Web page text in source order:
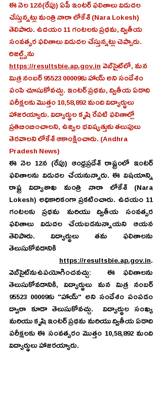
ఈ నెల 12న(రేపు) ఏపీ ఇంటర్‌ ఫలితాలు విడుదల
చేస్తున్నట్లు మంత్రి నారా లోకేశ్‌ (Nara Lokesh)
తెలిపారు. ఉదయం 11 గంటలకు ప్రథమ, ద్వితీయ
సంవత్సర ఫలితాలు విడుదల చేస్తున్నట్లు చెప్పారు.
రిజల్ట్స్‌ను
https://resultsbie.ap.gov.in వెబ్‌సైట్‌లో, మన
మిత్ర నంబర్‌ 95523 00009కు హాయ్‌ అని సందేశం
పంపి చూసుకోవచ్చు. ఇంటర్ ప్రథమ, ద్వితీయ ఏడాది
పరీక్షలకు మొత్తం 10,58,892 మంది విద్యార్థులు
హాజరయ్యారు. విద్యార్థుల కృషి రేపటి ఫలితాల్లో
ప్రతిబింబించాలని, ఉజ్వల భవిష్యత్తుకు తలుపులు
తెరవాలని లోకేశ్‌ ఆకాంక్షించారు. (Andhra
Pradesh News)
ఈ నెల 12న (రేపు) ఆంధ్రప్రదేశ్ రాష్ట్రంలో ఇంటర్‌
ఫలితాలను విడుదల చేయనున్నారు. ఈ విషయాన్ని
రాష్ట్ర విద్యాశాఖ మంత్రి నారా లోకేశ్‌ (Nara
Lokesh) అధికారికంగా ప్రకటించారు. ఉదయం 11
గంటలకు ప్రథమ మరియు ద్వితీయ సంవత్సర
ఫలితాలు విడుదల చేయబడనున్నాయని ఆయన
తెలిపారు. విద్యార్థులు తమ ఫలితాలను
https://resultsbie.ap.gov.in
వెబ్‌సైట్‌నుఉపయోగించవచ్చు:  ఈ ఫలితాలను
తెలుసుకోవడానికి, విద్యార్థులు మన మిత్ర నంబర్‌
95523 00009కు "హాయ్" అని సందేశం పంపడం
ద్వారా కూడా తెలుసుకోవచ్చు.  విద్యార్థుల సంఖ్య
మరియు కృషి ఇంటర్ ప్రథమ మరియు ద్వితీయ ఏడాది
పరీక్షలకు ఈ సంవత్సరం మొత్తం 10,58,892 మంది
విద్యార్థులు హాజరయ్యారు.